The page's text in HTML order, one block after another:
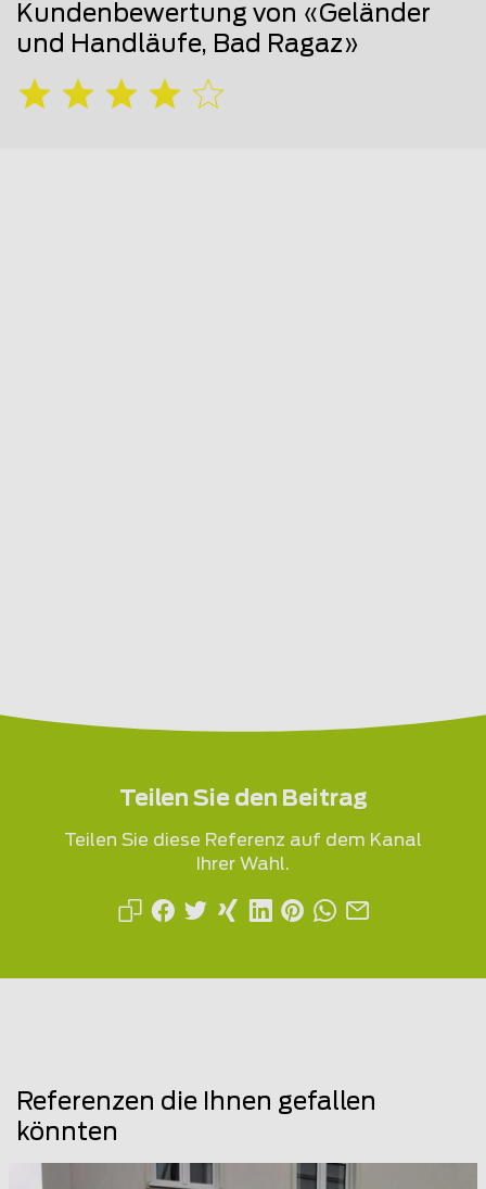
Kundenbewertung von «Geländer
und Handläufe, Bad Ragaz»
Teilen Sie den Beitrag
Teilen Sie diese Referenz auf dem Kanal
Ihrer Wahl.
Referenzen die Ihnen gefallen
könnten